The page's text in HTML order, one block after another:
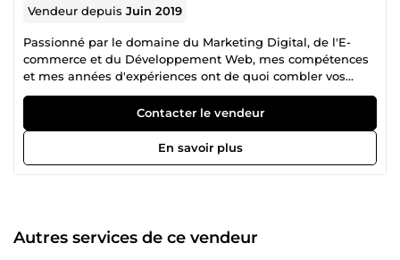
Vendeur depuisJuin 2019
Passionné par le domaine du Marketing Digital, de l'E-
commerce et du Développement Web, mes compétences
et mes années d'expériences ont de quoi combler vos
attentes. Commandez et Vivez une expérience inoubliable
!!! Votre satisfaction est ma priorité, je me tiens donc
disponible pour répondre au mieux à vos besoins.
N'hésitez pas à me contacter pour toute information ou
demande.
Contacter le vendeur
En savoir plus
Autres services de ce vendeur